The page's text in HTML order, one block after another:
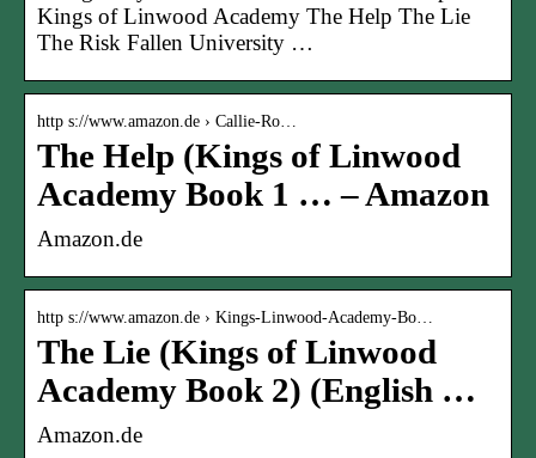
Kings of Linwood Academy The Help The Lie
The Risk Fallen University …
http s://www.amazon.de › Callie-Ro…
The Help (Kings of Linwood
Academy Book 1 … – Amazon
Amazon.de
http s://www.amazon.de › Kings-Linwood-Academy-Bo…
The Lie (Kings of Linwood
Academy Book 2) (English …
Amazon.de